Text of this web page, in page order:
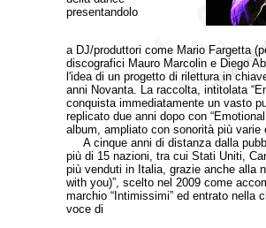
presentandolo
a DJ/produttori come Mario Fargetta
discografici Mauro Marcolin e Diego
l'idea di un progetto di rilettura in
anni Novanta. La raccolta, intitolata
conquista immediatamente un vasto
replicato due anni dopo con
album, ampliato con sonorità più varie
A cinque anni di distanza dalla
più di 15 nazioni, tra cui Stati Uniti,
più venduti in Italia, grazie anche alla
with you)”, scelto nel 2009 come
marchio “Intimissimi” ed entrato
voce di